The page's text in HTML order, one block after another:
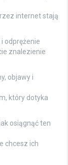
internet stają
odprężenie
znalezienie
objawy i
który dotyka
osiągnąć ten
chcesz ich